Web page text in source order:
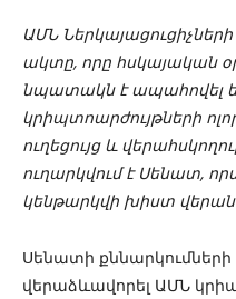
ԱՄՆ Ներկայացուցիչների
ակտը, որը հսկայական
նպատակն է ապահովել
կրիպտոարժույթների
ուղեցույց և
ուղարկվում է Սենատ,
կենթարկվի խիստ
Սենատի քննարկումների
վերաձևավորել ԱՄՆ